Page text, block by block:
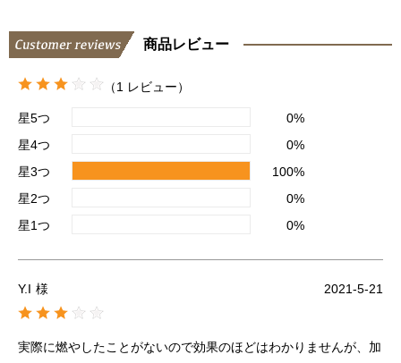
商品レビュー
（1 レビュー）
星5つ
0%
星4つ
0%
星3つ
100%
星2つ
0%
星1つ
0%
Y.I 様 2021-5-21
実際に燃やしたことがないので効果のほどはわかりませんが、加